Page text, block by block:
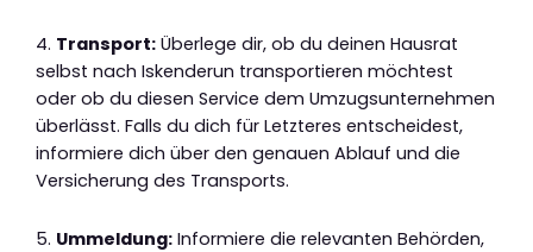
4. Transport: Überlege dir, ob du deinen Hausrat
selbst nach Iskenderun transportieren möchtest
oder ob du diesen Service dem Umzugsunternehmen
überlässt. Falls du dich für Letzteres entscheidest,
informiere dich über den genauen Ablauf und die
Versicherung des Transports.
5. Ummeldung: Informiere die relevanten Behörden,